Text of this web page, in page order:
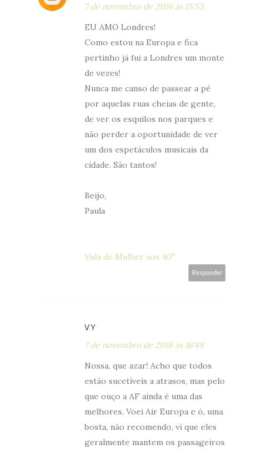
7 de novembro de 2016 às 15:55
EU AMO Londres!
Como estou na Europa e fica
pertinho já fui a Londres um monte
de vezes!
Nunca me canso de passear a pé
por aquelas ruas cheias de gente,
de ver os esquilos nos parques e
não perder a oportunidade de ver
um dos espetáculos musicais da
cidade. São tantos!
Beijo,
Paula
Vida de Mulher aos 40"
Responder
VY
7 de novembro de 2016 às 16:48
Nossa, que azar! Acho que todos
estão sucetíveis a atrasos, mas pelo
que ouço a AF ainda é uma das
melhores. Voei Air Europa e ó, uma
bosta, não recomendo, vi que eles
geralmente mantem os passageiros